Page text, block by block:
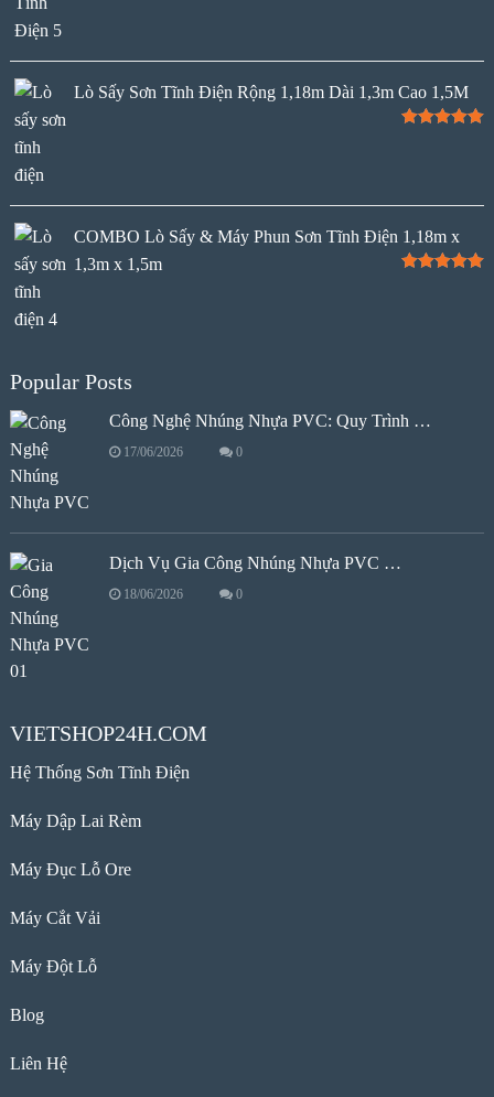
Lò Sấy Sơn Tĩnh Điện Rộng 1,18m Dài 1,3m Cao 1,5M
COMBO Lò Sấy & Máy Phun Sơn Tĩnh Điện 1,18m x
1,3m x 1,5m
Popular Posts
Công Nghệ Nhúng Nhựa PVC: Quy Trình …
17/06/2026 0
Dịch Vụ Gia Công Nhúng Nhựa PVC …
18/06/2026 0
VIETSHOP24H.COM
Hệ Thống Sơn Tĩnh Điện
Máy Dập Lai Rèm
Máy Đục Lỗ Ore
Máy Cắt Vải
Máy Đột Lỗ
Blog
Liên Hệ